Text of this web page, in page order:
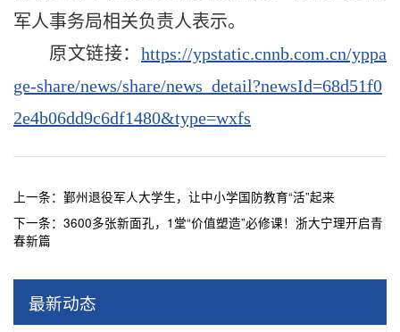
军人事务局相关负责人表示。
原文链接： https://ypstatic.cnnb.com.cn/yppa
ge-share/news/share/news_detail?newsId=68d51f0
2e4b06dd9c6df1480&type=wxfs
上一条： 鄞州退役军人大学生，让中小学国防教育“活”起来
下一条： 3600多张新面孔，1堂“价值塑造”必修课！浙大宁理开启青
春新篇
最新动态